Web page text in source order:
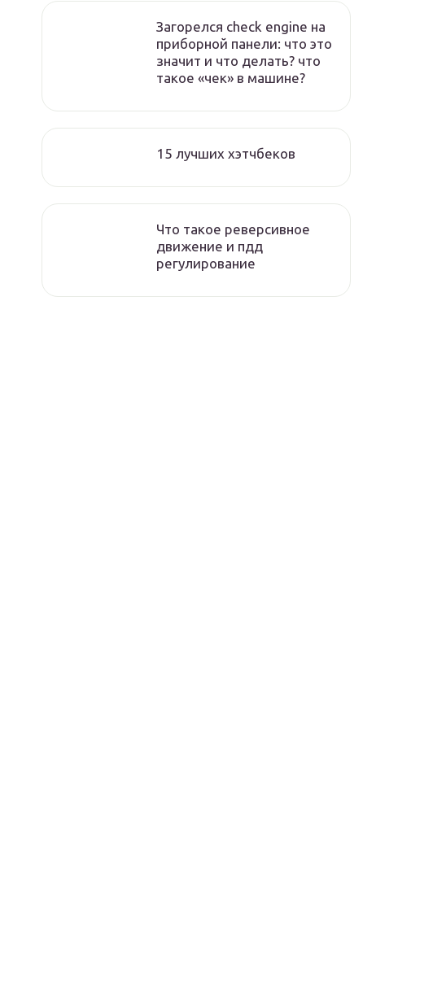
Загорелся check engine на
приборной панели: что это
значит и что делать? что
такое «чек» в машине?
15 лучших хэтчбеков
Что такое реверсивное
движение и пдд
регулирование